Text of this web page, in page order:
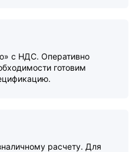
с НДС. Оперативно
готовим
расчету. Для